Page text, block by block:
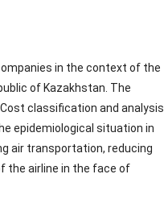
in the context of the
of Kazakhstan. The
classification and analysis
epidemiological situation in
air transportation, reducing
the airline in the face of